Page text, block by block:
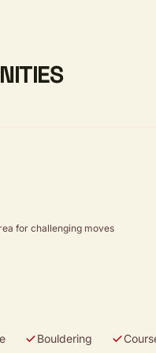
for challenging moves
Bouldering